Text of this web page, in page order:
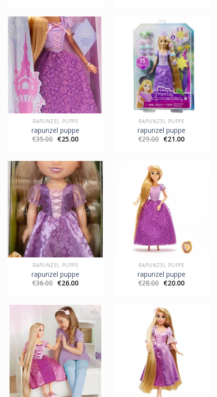
RAPUNZEL PUPPE
rapunzel puppe
€35.00 €25.00
RAPUNZEL PUPPE
rapunzel puppe
€29.00 €21.00
RAPUNZEL PUPPE
rapunzel puppe
€36.00 €26.00
RAPUNZEL PUPPE
rapunzel puppe
€28.00 €20.00